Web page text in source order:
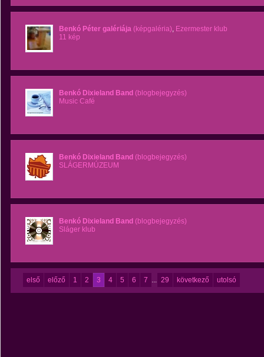
Benkó Péter galériája (képgaléria), Ezermester klub
11 kép
Benkó Dixieland Band (blogbejegyzés)
Music Café
Benkó Dixieland Band (blogbejegyzés)
SLÁGERMÚZEUM
Benkó Dixieland Band (blogbejegyzés)
Sláger klub
első előző 1 2 3 4 5 6 7 ... 29 következő utolsó